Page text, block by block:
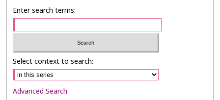
Enter search terms:
Select context to search:
Advanced Search